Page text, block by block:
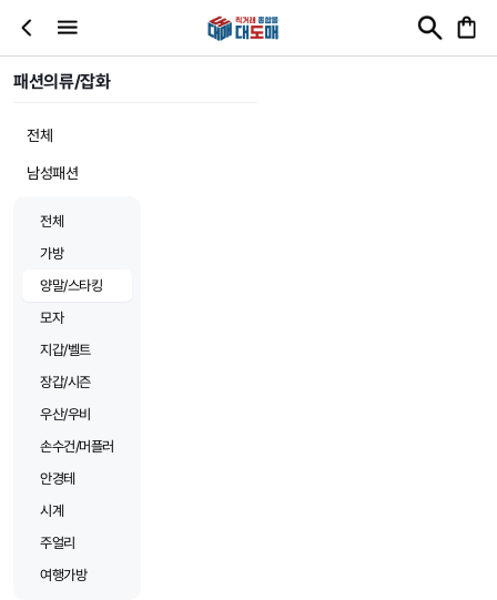
패션의류/잡화
전체
남성패션
전체
가방
양말/스타킹
모자
지갑/벨트
장갑/시즌
우산/우비
손수건/머플러
안경테
시계
주얼리
여행가방